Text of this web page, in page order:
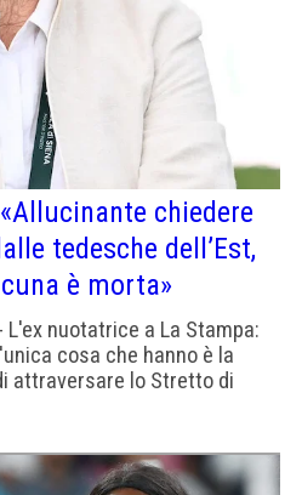
chiedere
tedesche dell’Est,
è morta»
L'ex nuotatrice a La Stampa:
cosa che hanno è la
attraversare lo Stretto di